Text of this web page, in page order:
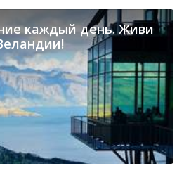
каждый день. Живи